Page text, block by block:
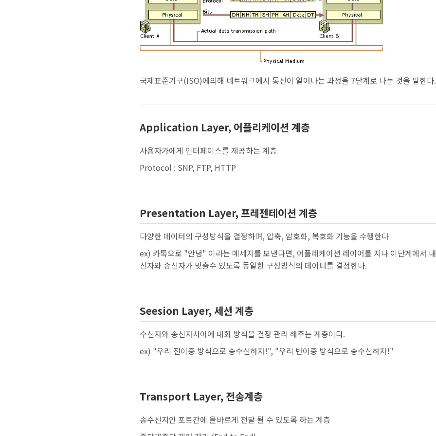
국제표준기구(ISO)에의해 네트워크에서 통신이 일어나는 과정을 7단계로 나눈 것을 말한다.
Application Layer, 어플리케이션 계층
사용자가에게 인터페이스를 제공하는 계층
Protocol : SNP, FTP, HTTP
Presentation Layer, 프레젠테이션 계층
다양한 데이터의 구성방식을 결정하며, 압축, 암호화, 복호화 기능을 수행한다
ex) 카톡으로 "안녕" 이라는 메세지를 보낸다면, 어플레케이션 레이어를 지나 이단계에서
신자와 송신자가 맞출수 있도록 동일한 구성방식의 데이터를 결정한다.
Seesion Layer, 세션 계층
수신자와 송신자사이에 대화 방식을 결정 관리 해주는 계층이다.
ex) "우리 전이중 방식으로 송수신하자!", "우리 반이중 방식으로 송수신하자!"
Transport Layer, 전송계층
송수신지인 포트간에 올바르게 전달 될 수 있도록 하는 계층